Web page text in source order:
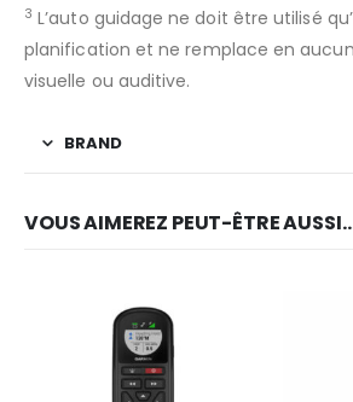
3 L’auto guidage ne doit être utilisé
planification et ne remplace en
visuelle ou auditive.
BRAND
VOUS AIMEREZ PEUT-ÊTRE